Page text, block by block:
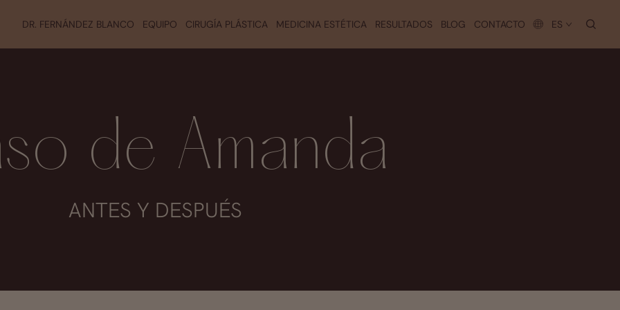
DR. FERNÁNDEZ BLANCO EQUIPO CIRUGÍA PLÁSTICA MEDICINA ESTÉTICA RESULTADOS BLOG CONTACTO ES
de Amanda
ANTES Y DESPUÉS